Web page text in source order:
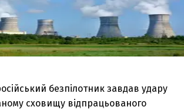
безпілотник завдав удару
сховищу відпрацьованого